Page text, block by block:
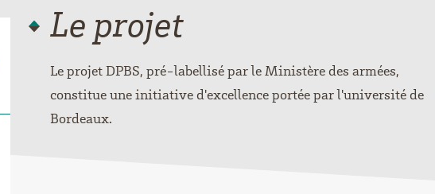
Le projet
Le projet DPBS, pré-labellisé par le Ministère des armées,
constitue une initiative d'excellence portée par l'université de
Bordeaux.